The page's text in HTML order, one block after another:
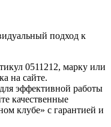
подход к
0511212, марку или
на сайте.
эффективной работы
качественные
клубе» с гарантией и